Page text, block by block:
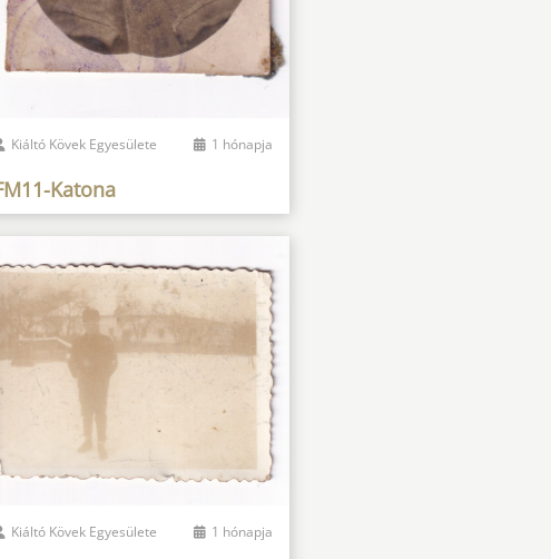
Kiáltó Kövek Egyesülete 1 hónapja
Katona
Kiáltó Kövek Egyesülete 1 hónapja